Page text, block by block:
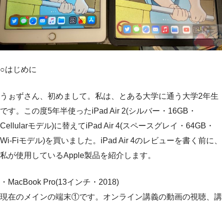
○はじめに
うぉずさん、初めまして。私は、とある大学に通う大学2年生
です。この度5年半使ったiPad Air 2(シルバー・16GB・
Cellularモデル)に替えてiPad Air 4(スペースグレイ・64GB・
Wi-Fiモデル)を買いました。iPad Air 4のレビューを書く前に、
私が使用しているApple製品を紹介します。
・MacBook Pro(13インチ・2018)
現在のメインの端末①です。オンライン講義の動画の視聴、講